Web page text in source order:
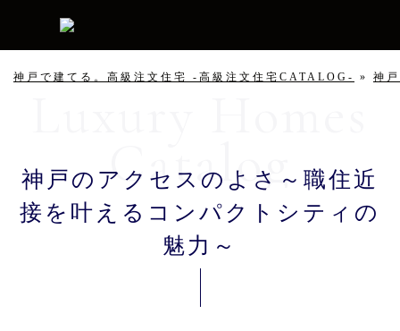
神戸で建てる。高級注文住宅 -高級注文住宅CATALOG- » 神
神戸のアクセスのよさ～職住近
接を叶えるコンパクトシティの
魅力～